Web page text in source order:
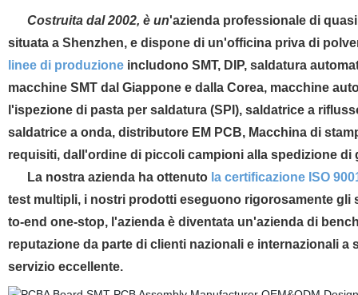
Costruita dal 2002, è un'azienda professionale di
situata a Shenzhen, e dispone di un'officina priva di
linee di produzioneincludono SMT, DIP, saldatura
macchine SMT dal Giappone e dalla Corea, macchine
l'ispezione di pasta per saldatura (SPI), saldatrice a
saldatrice a onda, distributore EM PCB, Macchina di
requisiti, dall'ordine di piccoli campioni alla spedizione di
La nostra azienda ha ottenutola certificazione ISO
test multipli, i nostri prodotti eseguono rigorosamente
to-end one-stop, l'azienda è diventata un'azienda di
reputazione da parte di clienti nazionali e internazionali
servizio eccellente.